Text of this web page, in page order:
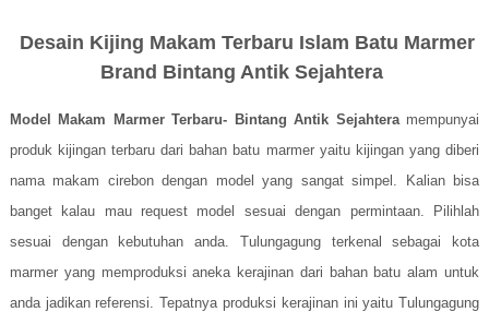
Desain Kijing Makam Terbaru Islam Batu Marmer
Brand Bintang Antik Sejahtera
Model Makam Marmer Terbaru- Bintang Antik Sejahtera mempunyai
produk kijingan terbaru dari bahan batu marmer yaitu kijingan yang diberi
nama makam cirebon dengan model yang sangat simpel. Kalian bisa
banget kalau mau request model sesuai dengan permintaan. Pilihlah
sesuai dengan kebutuhan anda. Tulungagung terkenal sebagai kota
marmer yang memproduksi aneka kerajinan dari bahan batu alam untuk
anda jadikan referensi. Tepatnya produksi kerajinan ini yaitu Tulungagung